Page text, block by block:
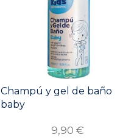
Champú y gel de baño
baby
9,90 €